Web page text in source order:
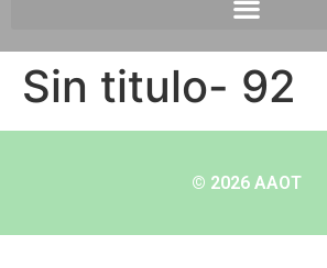
Sin titulo- 92
© 2026 AAOT